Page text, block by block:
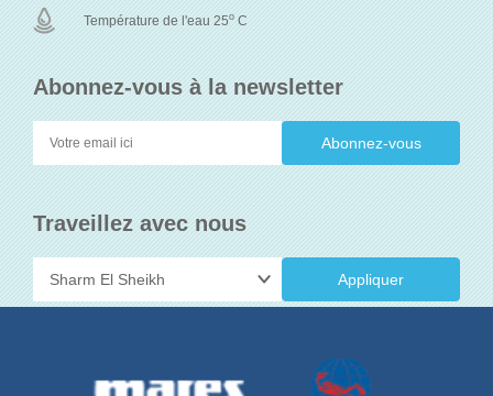
Abonnez-vous à la newsletter
Traveillez avec nous
Appliquer
Température de l'eau 25o C